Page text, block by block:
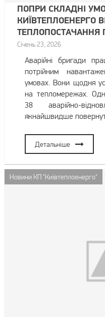
ПОПРИ СКЛАДНІ
КИЇВТЕПЛОЕНЕРГО
ТЕПЛОПОСТАЧАННЯ
Січень 23, 2026
Аварійні бригади
потрійним
умовах. Вони щодня
на тепломережах.
38 аварійно-
якнайшвидше
Детальніше
Новини КП "Київтеплоенерго"